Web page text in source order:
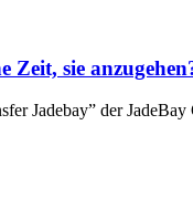
Zeit, sie
Jadebay” der